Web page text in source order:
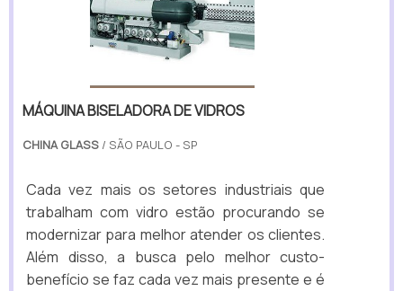
MÁQUINA BISELADORA DE VIDROS
CHINA GLASS / SÃO PAULO - SP
Cada vez mais os setores industriais que
trabalham com vidro estão procurando se
modernizar para melhor atender os clientes.
Além disso, a busca pelo melhor custo-
benefício se faz cada vez mais presente e é